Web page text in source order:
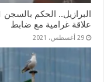
علاقة غرامية مع ضابط
29 أغسطس، 2021